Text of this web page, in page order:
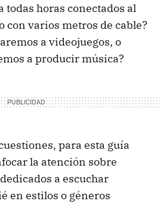
todas horas conectados al
con varios metros de cable?
a videojuegos, o
a producir música?
para esta guía
la atención sobre
a escuchar
en estilos o géneros